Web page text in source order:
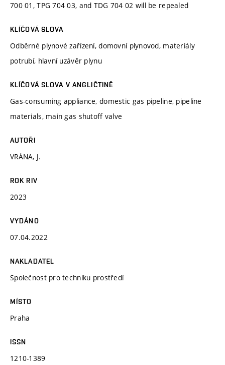
700 01, TPG 704 03, and TDG 704 02 will be repealed
KLÍČOVÁ SLOVA
Odběrné plynové zařízení, domovní plynovod, materiály
potrubí, hlavní uzávěr plynu
KLÍČOVÁ SLOVA V ANGLIČTINĚ
Gas-consuming appliance, domestic gas pipeline, pipeline
materials, main gas shutoff valve
AUTOŘI
VRÁNA, J.
ROK RIV
2023
VYDÁNO
07.04.2022
NAKLADATEL
Společnost pro techniku prostředí
MÍSTO
Praha
ISSN
1210-1389